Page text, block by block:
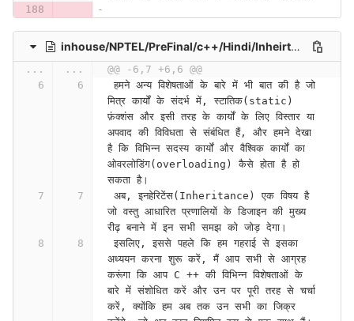
inhouse/NPTEL/PreFinal/c++/Hindi/Inheirtnace Part I (Lecture 36)-YraxnPsxZgc
... ...
@@ -6,7 +6,6 @@
हमने अन्य विशेषताओं के बारे में भी बात की है जो
मित्र कार्यों के संदर्भ में, स्टातिक(static)
फ़ंक्शंस और इसी तरह के कार्यों के लिए विस्तार या
अपवाद की विविधता से संबंधित हैं, और हमने देखा
है कि विभिन्न सदस्य कार्यों और वैश्विक कार्यों का
ओवरलोडिंग(overloading) कैसे होता है हो
सकता है।
जो वस्तु आधारित प्रणालियों के डिजाइन की मुख्य
रीढ़ बनाने में इन सभी समझ को जोड़ देगा।
इसलिए, इससे पहले कि हम गहराई से इसका
अध्ययन करना शुरू करें, मैं आप सभी से आग्रह
करूंगा कि आप C ++ की विभिन्न विशेषताओं के
बारे में संशोधित करें और उन पर पूरी तरह से चर्चा
करें, क्योंकि हम अब तक उन सभी का जिक्र